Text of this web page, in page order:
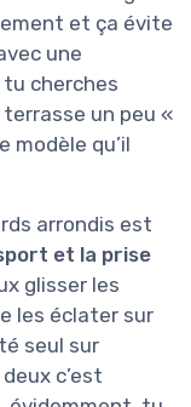
et ça évite
une
cherches
un peu «
modèle qu’il
arrondis est
et la prise
glisser les
les éclater sur
seul sur
c’est